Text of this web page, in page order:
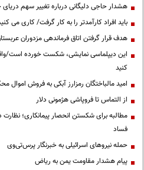
هشدار حاجی دلیگانی درباره تغییر سهم دریای
باید افراد کارآمدتر را به کار گرفت/ کاری
هدف قرار گرفتن اتاق‌ فرماندهی مزدوران
این دیپلماسی نمایشی، شکست خورده است/
کنید
امید مالباختگان رمزارز آبکی به فروش اموال
از التماس تا فروپاشی هژمونی دلار
مطالبه برای شکستن انحصار پیمانکاری؛ نظارت
فساد
حمله نیروهای اسرائیلی به خبرنگار پرس‌تی‌وی
پیام هشدار مقاومت یمن به ریاض